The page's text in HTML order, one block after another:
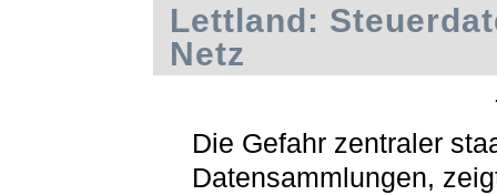
Lettland:
Netz
Die Gefahr zentraler
Datensammlungen,